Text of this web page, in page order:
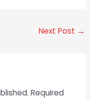
Next Post →
Required